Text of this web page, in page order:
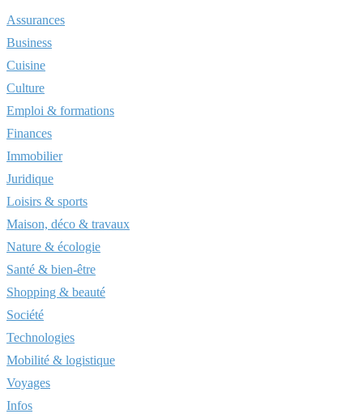
Assurances
Business
Cuisine
Culture
Emploi & formations
Finances
Immobilier
Juridique
Loisirs & sports
Maison, déco & travaux
Nature & écologie
Santé & bien-être
Shopping & beauté
Société
Technologies
Mobilité & logistique
Voyages
Infos